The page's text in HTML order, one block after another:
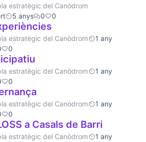
estratègic del Canòdrom
5 anys 0 0
estratègic del Canòdrom
1 any
0
estratègic del Canòdrom
1 any
0
estratègic del Canòdrom
1 any
0
a Casals de Barri
estratègic del Canòdrom
1 any